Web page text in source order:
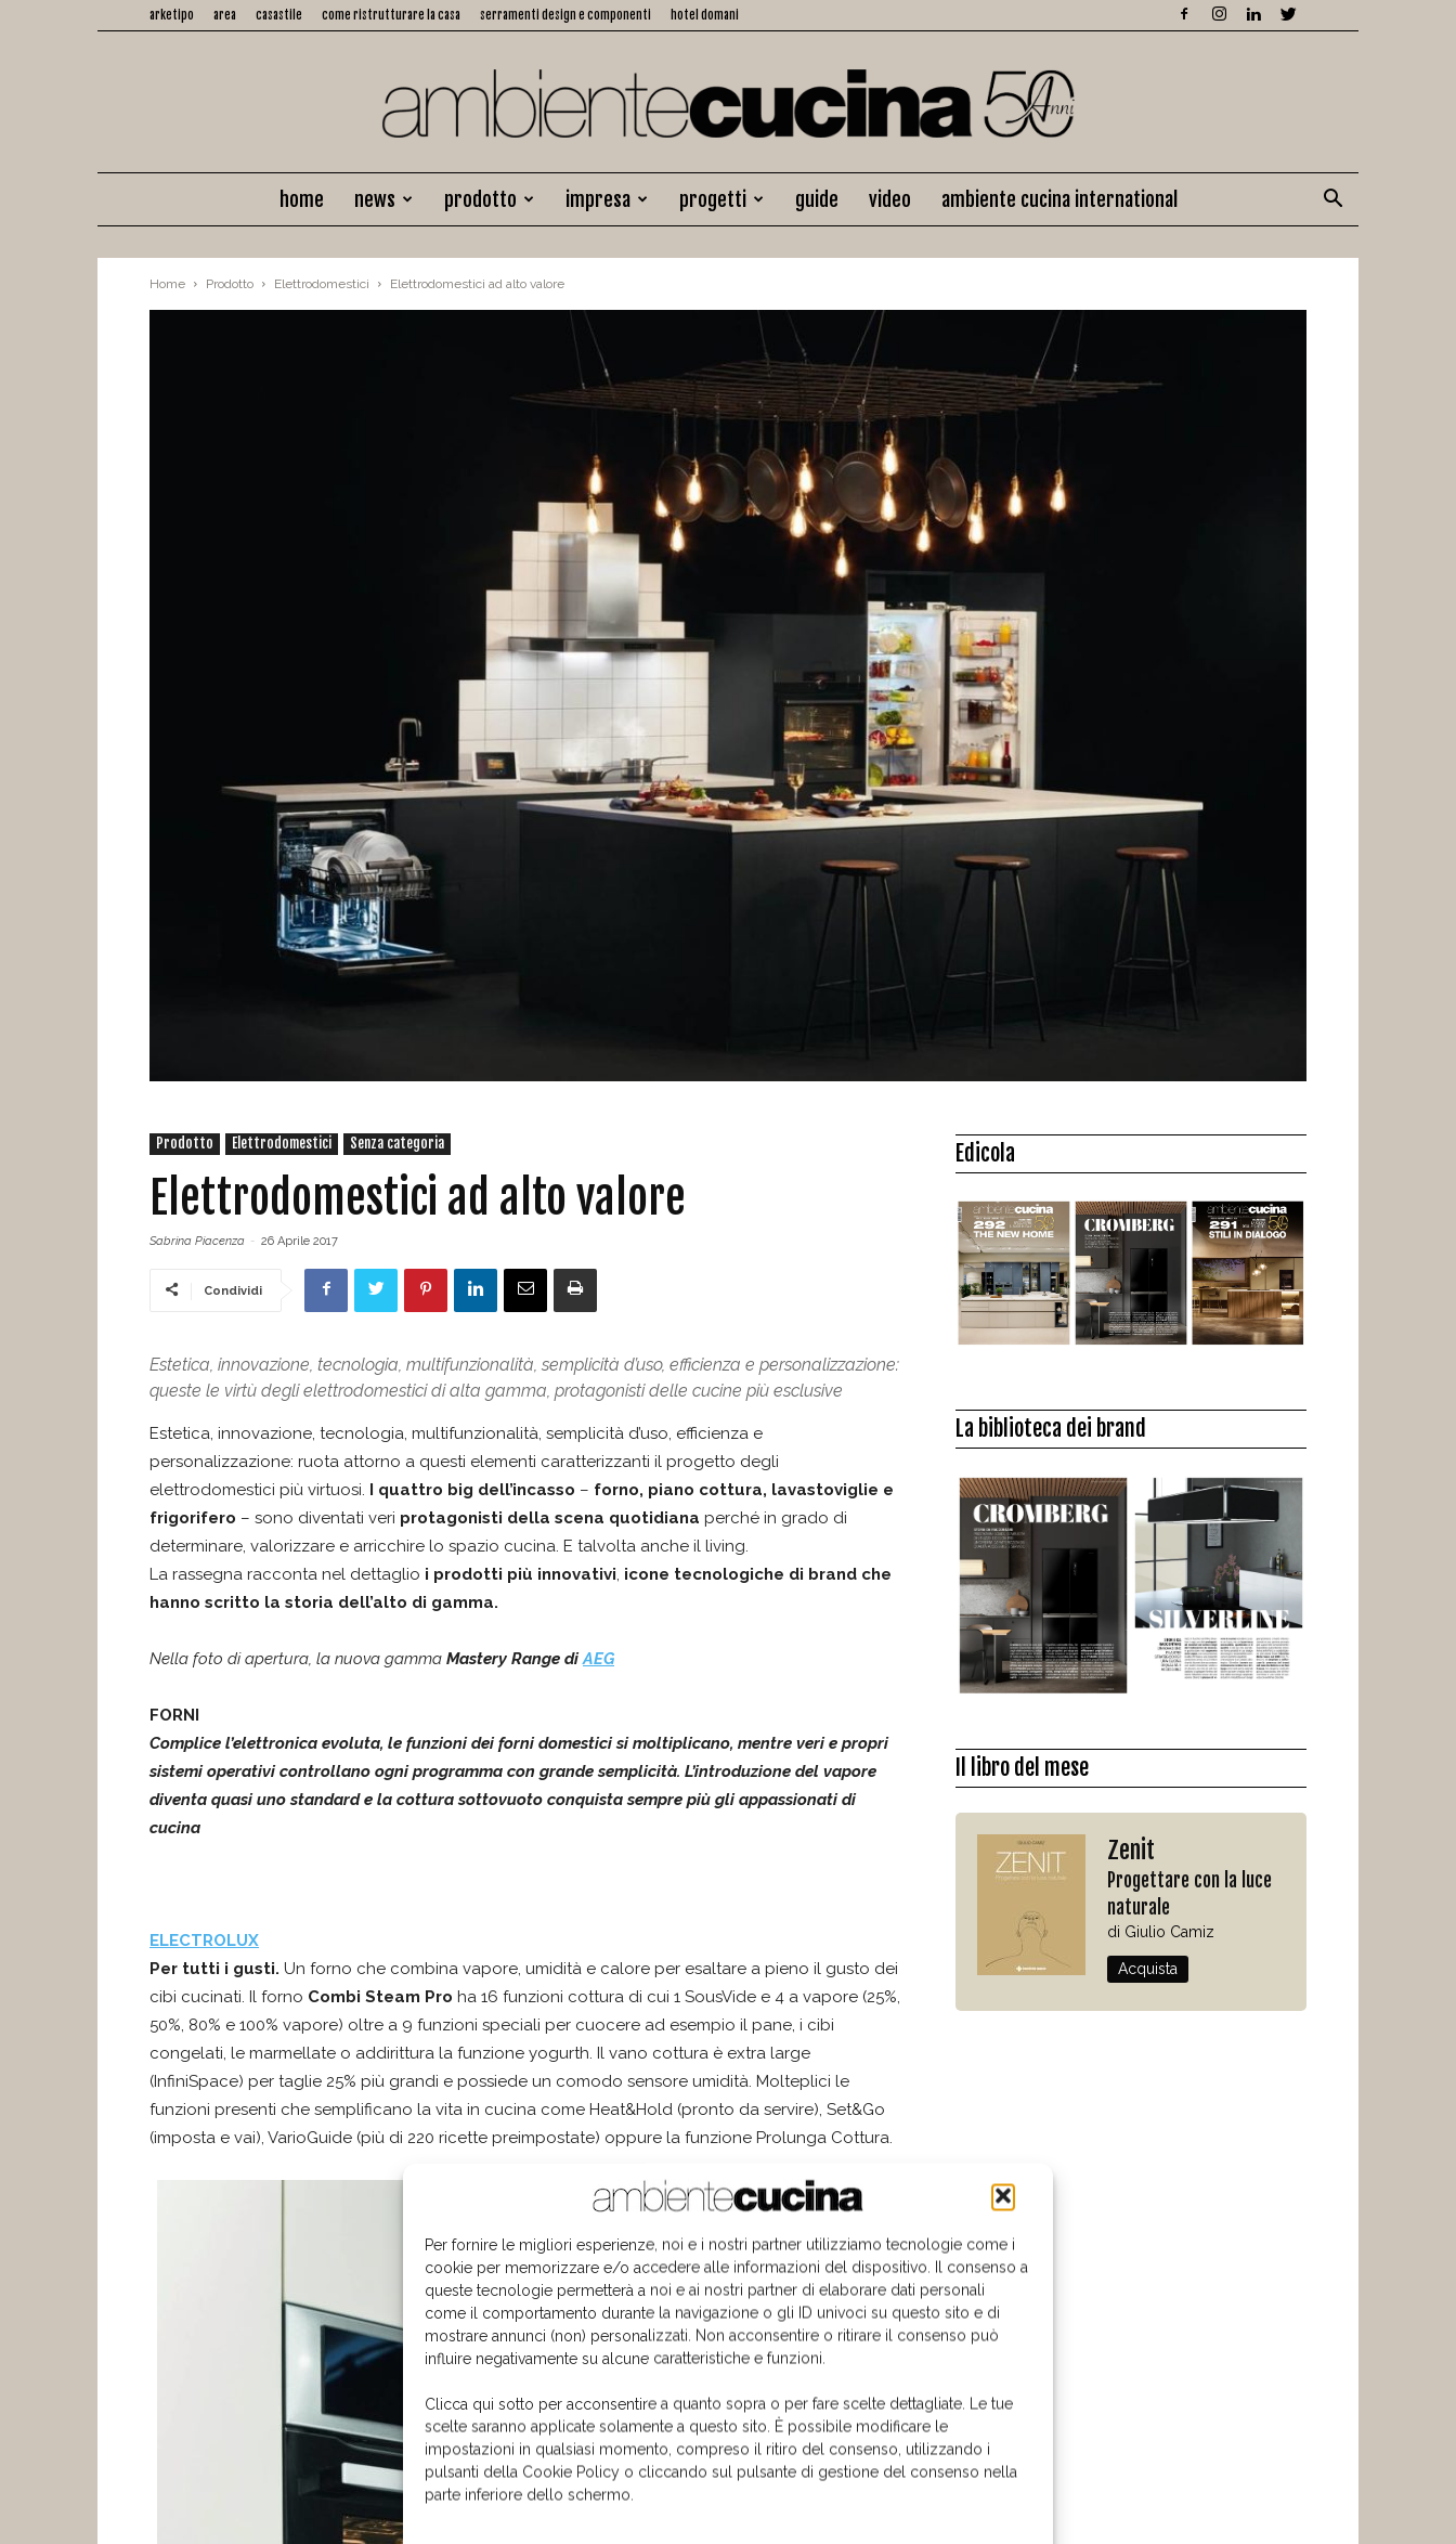
Per fornire le migliori esperienze, noi e i nostri partner utilizziamo tecnologie come i
cookie per memorizzare e/o accedere alle informazioni del dispositivo. Il consenso a
queste tecnologie permetterà a noi e ai nostri partner di elaborare dati personali
come il comportamento durante la navigazione o gli ID univoci su questo sito e di
mostrare annunci (non) personalizzati. Non acconsentire o ritirare il consenso può
influire negativamente su alcune caratteristiche e funzioni.
Clicca qui sotto per acconsentire a quanto sopra o per fare scelte dettagliate. Le tue
scelte saranno applicate solamente a questo sito. È possibile modificare le
impostazioni in qualsiasi momento, compreso il ritiro del consenso, utilizzando i
pulsanti della Cookie Policy o cliccando sul pulsante di gestione del consenso nella
parte inferiore dello schermo.
arketipo area casastile come ristrutturare la casa serramenti design e componenti hotel domani
Ambiente
Cucina
home news prodotto impresa progetti guide video ambiente cucina international
Home Prodotto Elettrodomestici Elettrodomestici ad alto valore
Prodotto Elettrodomestici Senza categoria
Elettrodomestici ad alto valore
Sabrina Piacenza - 26 Aprile 2017
Condividi
Estetica, innovazione, tecnologia, multifunzionalità, semplicità d’uso, efficienza e personalizzazione:
queste le virtù degli elettrodomestici di alta gamma, protagonisti delle cucine più esclusive
Estetica, innovazione, tecnologia, multifunzionalità, semplicità d’uso, efficienza e
personalizzazione: ruota attorno a questi elementi caratterizzanti il progetto degli
elettrodomestici più virtuosi. I quattro big dell’incasso – forno, piano cottura, lavastoviglie e
frigorifero – sono diventati veri protagonisti della scena quotidiana perché in grado di
determinare, valorizzare e arricchire lo spazio cucina. E talvolta anche il living.
La rassegna racconta nel dettaglio i prodotti più innovativi, icone tecnologiche di brand che
hanno scritto la storia dell’alto di gamma.
Nella foto di apertura, la nuova gamma Mastery Range diAEG
FORNI
Complice l’elettronica evoluta, le funzioni dei forni domestici si moltiplicano, mentre veri e propri
sistemi operativi controllano ogni programma con grande semplicità. L’introduzione del vapore
diventa quasi uno standard e la cottura sottovuoto conquista sempre più gli appassionati di
cucina
ELECTROLUX
Per tutti i gusti. Un forno che combina vapore, umidità e calore per esaltare a pieno il gusto dei
cibi cucinati. Il forno Combi Steam Pro ha 16 funzioni cottura di cui 1 SousVide e 4 a vapore (25%,
50%, 80% e 100% vapore) oltre a 9 funzioni speciali per cuocere ad esempio il pane, i cibi
congelati, le marmellate o addirittura la funzione yogurth. Il vano cottura è extra large
(InfiniSpace) per taglie 25% più grandi e possiede un comodo sensore umidità. Molteplici le
funzioni presenti che semplificano la vita in cucina come Heat&Hold (pronto da servire), Set&Go
(imposta e vai), VarioGuide (più di 220 ricette preimpostate) oppure la funzione Prolunga Cottura.
Edicola
La biblioteca dei brand
Il libro del mese
Zenit
Progettare con la luce
naturale
di Giulio Camiz
Acquista